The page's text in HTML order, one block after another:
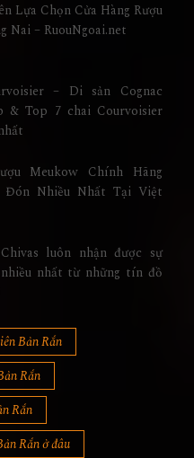
Lựa Chọn Cửa Hàng Rượu
Nai – RuouNgoai.net
– Di sản Cognac
& Top 7 chai Courvoisier
Meukow Chính Hãng
Đón Nhiều Nhất Tại Việt
luôn nhận được sự
nhất từ những tín đồ
Bản Rắn
Rắn
Rắn
Rắn ở đâu